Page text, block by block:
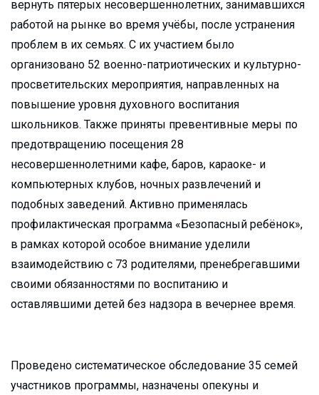
вернуть пятерых несовершеннолетних, занимавшихся
работой на рынке во время учёбы, после устранения
проблем в их семьях. С их участием было
организовано 52 военно-патриотических и культурно-
просветительских мероприятия, направленных на
повышение уровня духовного воспитания
школьников. Также приняты превентивные меры по
предотвращению посещения 28
несовершеннолетними кафе, баров, караоке- и
компьютерных клубов, ночных развлечений и
подобных заведений. Активно применялась
профилактическая программа «Безопасный ребёнок»,
в рамках которой особое внимание уделили
взаимодействию с 73 родителями, пренебрегавшими
своими обязанностями по воспитанию и
оставлявшими детей без надзора в вечернее время.
Проведено систематическое обследование 35 семей
участников программы, назначены опекуны и